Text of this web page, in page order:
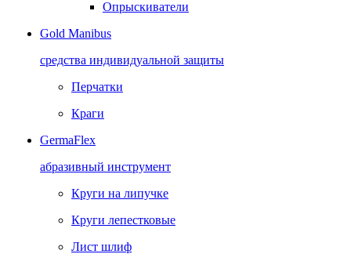
Опрыскиватели
Gold Manibus
средства индивидуальной защиты
Перчатки
Краги
GermaFlex
абразивный инструмент
Круги на липучке
Круги лепестковые
Лист шлиф